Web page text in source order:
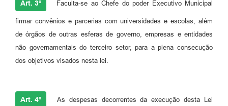
Art. 3º Faculta-se ao Chefe do poder Executivo Municipal
firmar convênios e parcerias com universidades e escolas, além
de órgãos de outras esferas de governo, empresas e entidades
não governamentais do terceiro setor, para a plena consecução
dos objetivos visados nesta lei.
Art. 4º As despesas decorrentes da execução desta Lei